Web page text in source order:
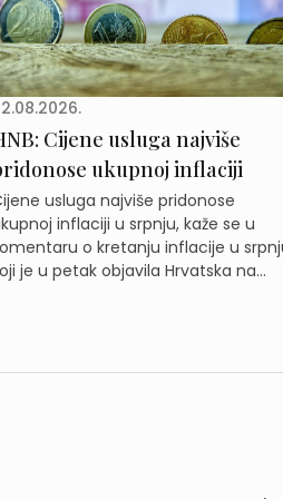
Cijene usluga najviše
ukupnoj inflaciji
usluga najviše pridonose
inflaciji u srpnju, kaže se u
o kretanju inflacije u
je u petak objavila Hrvatska na...